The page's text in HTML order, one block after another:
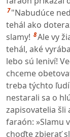
7 "Nabudúce
tehál ako
slamy! 8Ale vy
tehál, aké
lebo sú leniví!
chceme
treba týchto
nestarali sa o
zapisovatelia šli
faraón: »Slamu
choďte zbierať